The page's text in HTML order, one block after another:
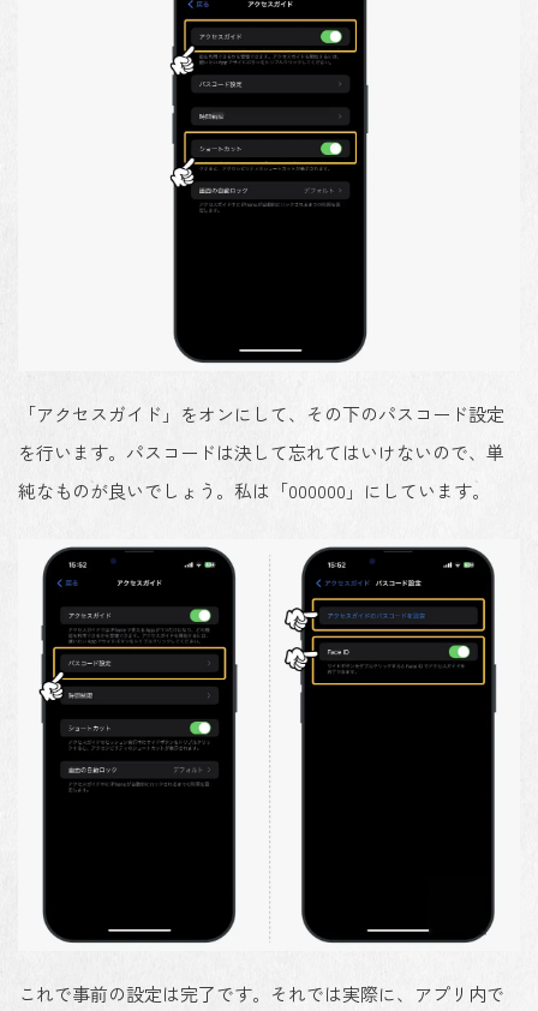
「アクセスガイド」をオンにして、その下のパスコード設定
を行います。パスコードは決して忘れてはいけないので、単
純なものが良いでしょう。私は「000000」にしています。
これで事前の設定は完了です。それでは実際に、アプリ内で